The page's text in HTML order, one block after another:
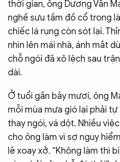
Video
Chuyên trangAn ninh thế giới Văn
Chuyên đề
thời gian, ông Dương Văn
nghề sưu tầm đồ cổ trong
chiếc lá rụng còn sót lại.
nhìn lên mái nhà, ánh mắt
chỗ ngói đã xô lệch sau
dài.
Ở tuổi gần bảy mươi, ông
mỗi mùa mưa gió lại phải
thay ngói, vá dột. Nhiều
cho ông làm vì sợ nguy
lẽ xoay xở. “Không làm thì